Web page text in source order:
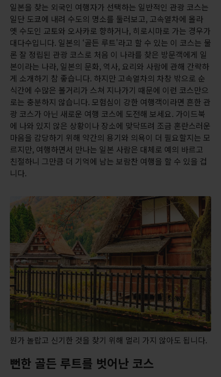
일본을 찾는 외국인 여행자가 선택하는 일반적인 관광 코스는
일단 도쿄에 내려 수도의 명소를 둘러보고, 고속열차에 올라
옛 수도인 교토와 오사카로 향하거나, 히로시마로 가는 경우가
대다수입니다. 일본의 ‘골든 루트'라고 할 수 있는 이 코스는 물
론 잘 정립된 관광 코스로 처음 이 나라를 찾은 방문객에게 일
본이라는 나라, 일본의 문화, 역사, 요리와 사람에 관해 간략하
게 소개하기 참 좋습니다. 하지만 고속열차의 차창 밖으로 순
식간에 수많은 볼거리가 스쳐 지나가기 때문에 이런 코스만으
로는 충분하지 않습니다. 모험심이 강한 여행객이라면 흔한 관
광 코스가 아닌 새로운 여행 코스에 도전해 보세요. 가이드북
에 나와 있지 않은 상황이나 장소에 맞닥뜨려 조금 혼란스러운
마음을 감당하기 위해 약간의 용기와 의욕이 더 필요할지는 모
르지만, 여행하면서 만나는 일본 사람은 대체로 예의 바르고
친절하니 그만큼 더 기억에 남는 보람찬 여행을 할 수 있을 겁
니다.
뭔가 놀랍고 신기한 것을 찾기 위해 멀리 가지 않아도 됩니다.
뻔한 골든 루트를 벗어난 코스